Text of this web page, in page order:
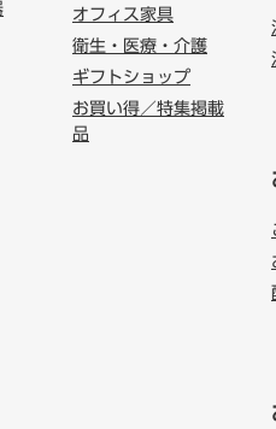
オフィス家具
衛生・医療・介護
ギフトショップ
お買い得／特集掲載
品